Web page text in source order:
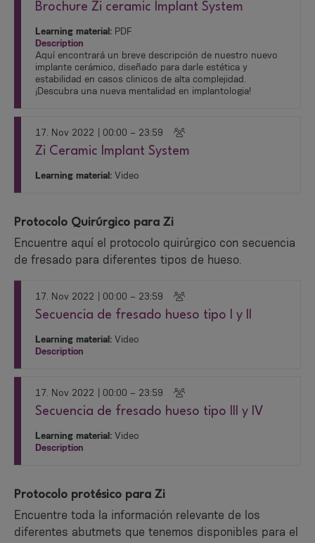
Brochure Zi ceramic Implant System
Learning material: PDF
Description
Aquí encontrará un breve descripción de nuestro nuevo
implante cerámico, diseñado para darle estética y
estabilidad en casos clinicos de alta complejidad.
¡Descubra una nueva mentalidad en implantologia!
17. Nov 2022 | 00:00 – 23:59
Zi Ceramic Implant System
Learning material: Video
Protocolo Quirúrgico para Zi
Encuentre aquí el protocolo quirúrgico con secuencia
de fresado para diferentes tipos de hueso.
17. Nov 2022 | 00:00 – 23:59
Secuencia de fresado hueso tipo I y II
Learning material: Video
Description
17. Nov 2022 | 00:00 – 23:59
Secuencia de fresado hueso tipo III y IV
Learning material: Video
Description
Protocolo protésico para Zi
Encuentre toda la información relevante de los
diferentes abutmets que tenemos disponibles para el